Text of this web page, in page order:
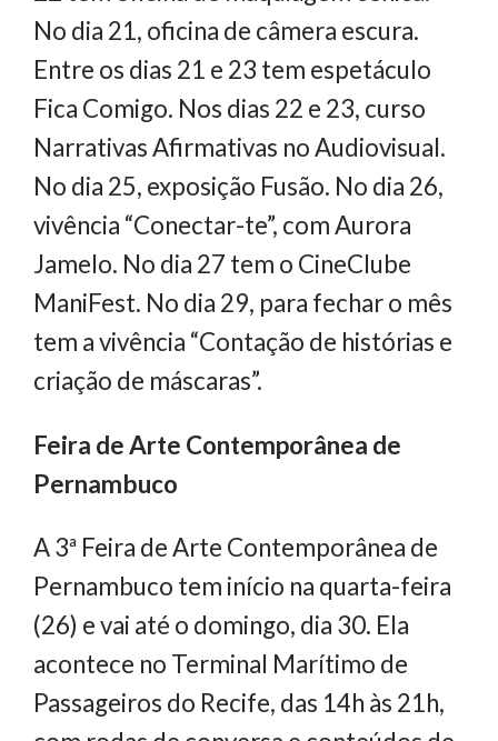
No dia 21, oficina de câmera escura.
Entre os dias 21 e 23 tem espetáculo
Fica Comigo. Nos dias 22 e 23, curso
Narrativas Afirmativas no Audiovisual.
No dia 25, exposição Fusão. No dia 26,
vivência “Conectar-te”, com Aurora
Jamelo. No dia 27 tem o CineClube
ManiFest. No dia 29, para fechar o mês
tem a vivência “Contação de histórias e
criação de máscaras”.
Feira de Arte Contemporânea de
Pernambuco
A 3ª Feira de Arte Contemporânea de
Pernambuco tem início na quarta-feira
(26) e vai até o domingo, dia 30. Ela
acontece no Terminal Marítimo de
Passageiros do Recife, das 14h às 21h,